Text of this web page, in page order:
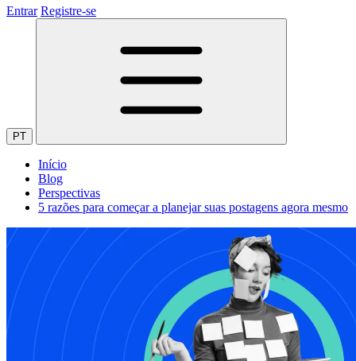
Entrar Registre-se
PT
Início
Blog
Perspectivas
5 razões para começar a planejar suas postagens agora mesmo